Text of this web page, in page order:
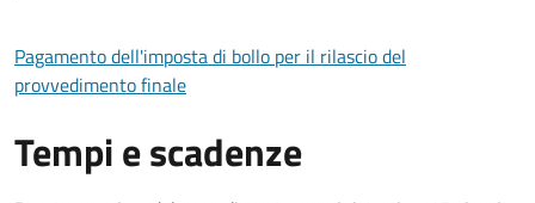
Pagamento dell'imposta di bollo per il rilascio del
provvedimento finale
Tempi e scadenze